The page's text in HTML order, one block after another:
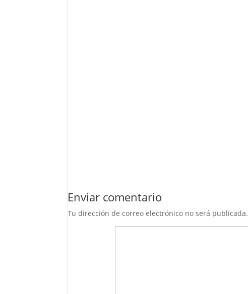
Enviar comentario
Tu dirección de correo electrónico no será publicada.